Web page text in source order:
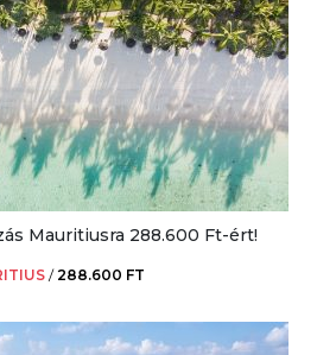
Mauritiusra 288.600 Ft-ért!
/288.600 FT